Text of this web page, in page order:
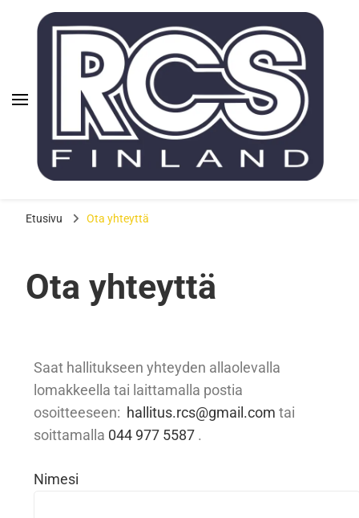
Cheerleadingseura ry |
Etusivu Ota yhteyttä
Ota yhteyttä
Saat hallitukseen yhteyden allaolevalla
lomakkeella tai laittamalla postia
osoitteeseen: hallitus.rcs@gmail.com tai
soittamalla 044 977 5587 .
Nimesi